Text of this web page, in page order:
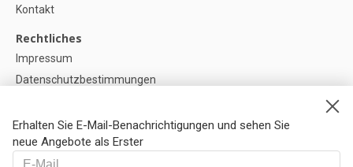
Erhalten Sie E-Mail-Benachrichtigungen und sehen Sie
neue Angebote als Erster
Kontakt
Rechtliches
Impressum
Datenschutzbestimmungen
Cookie-Einstellunge
Hilfe